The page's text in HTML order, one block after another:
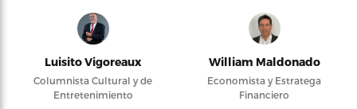
Luisito Vigoreaux
Columnista Cultural y de
Entretenimiento
William Maldonado
Economista y Estratega
Financiero